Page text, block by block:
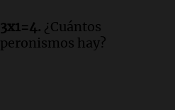
3x1=4. ¿Cuántos
peronismos hay?